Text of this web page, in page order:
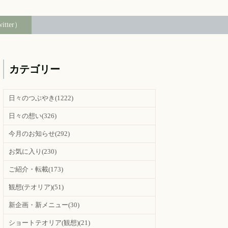
）
カテゴリー
日々のつぶやき (1222)
日々の想い(326)
今月のお知らせ(292)
お気に入り (230)
ご紹介・転載(173)
観想(テオリア)(51)
新企画・新メニュー(30)
ショートテオリア(観想)(21)